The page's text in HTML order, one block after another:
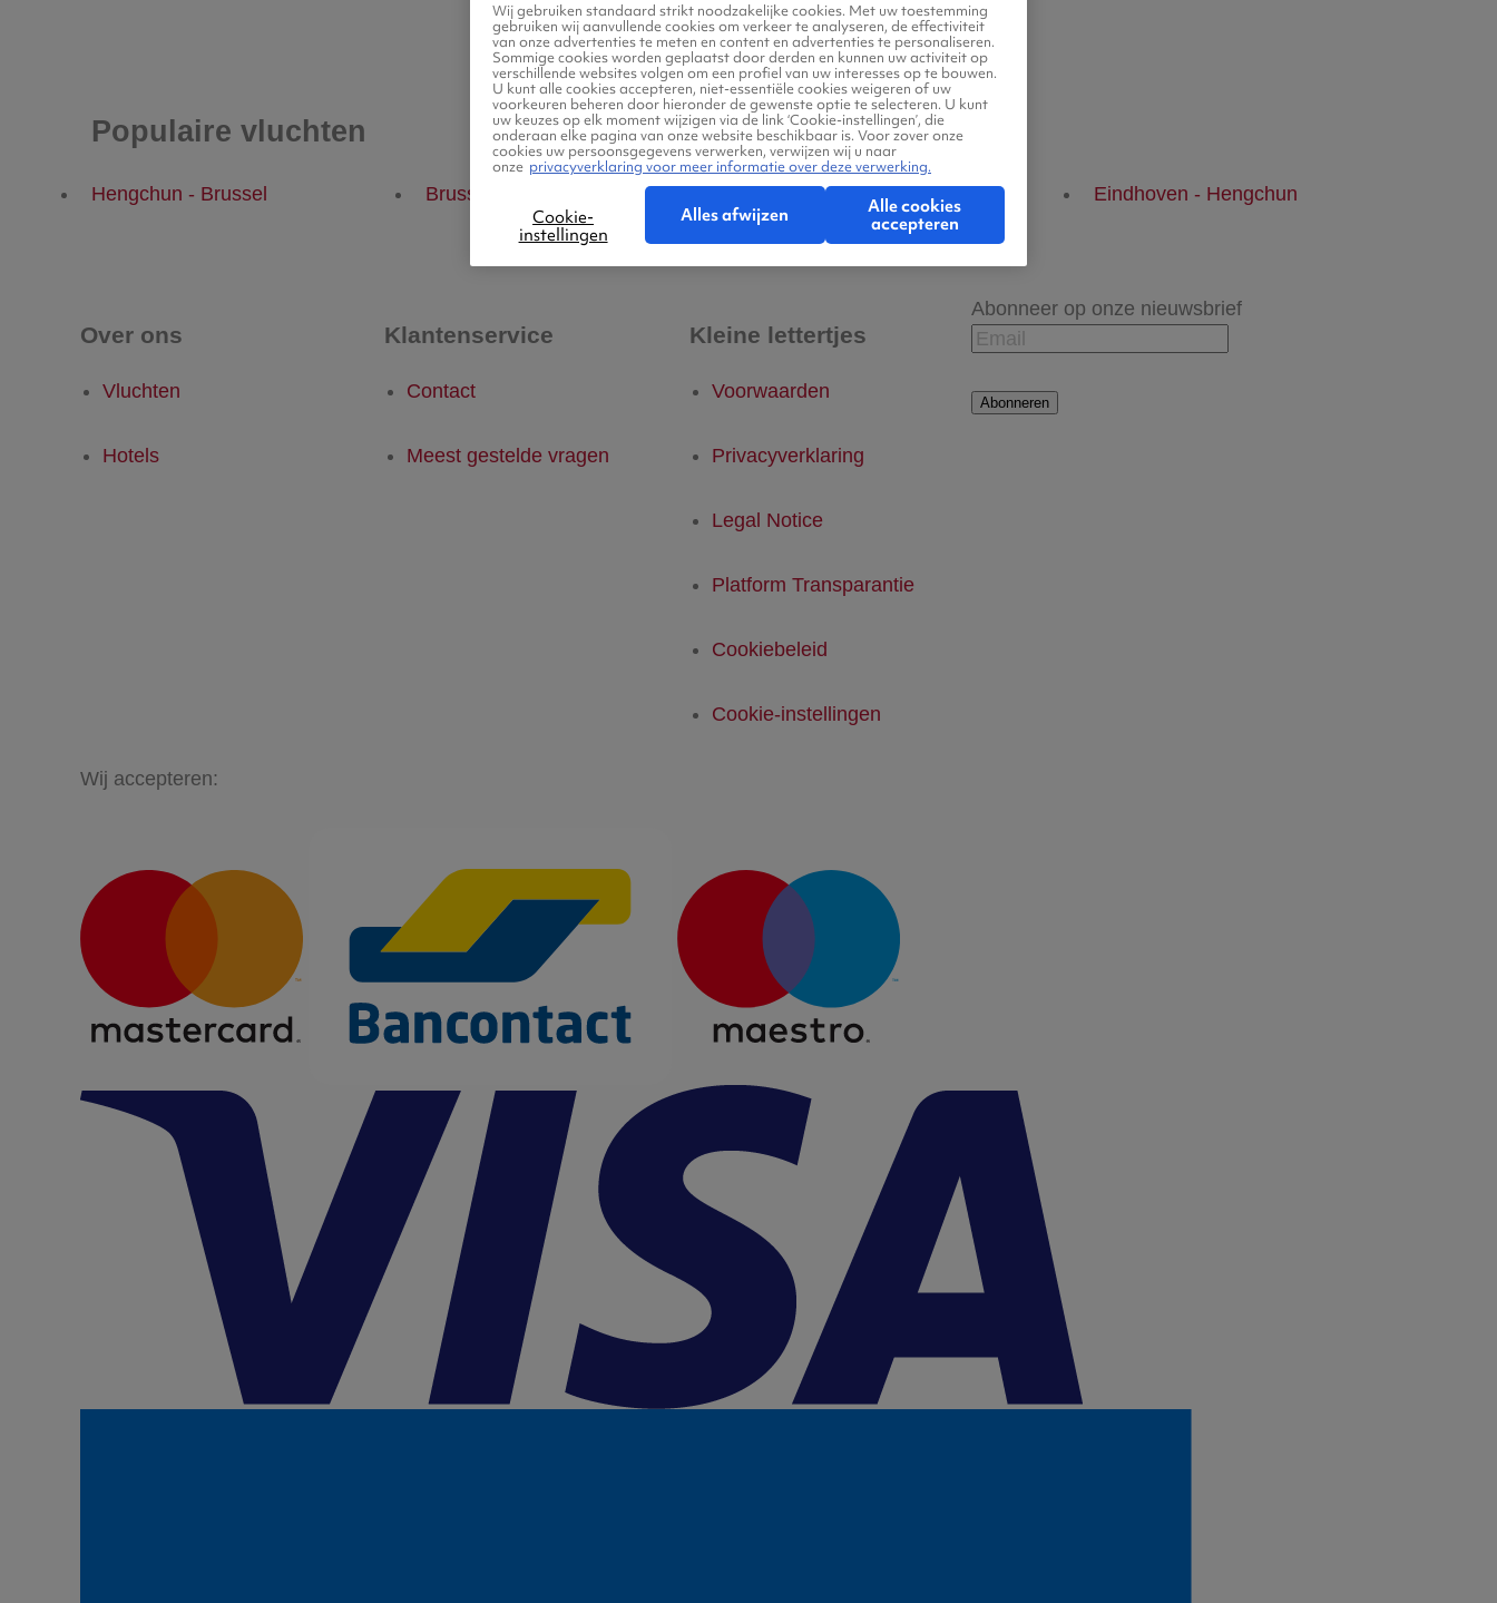
Populaire vluchten
Hengchun - Brussel Brussel - Hengchun Hengchun - Eindhoven Eindhoven - Hengchun
Over ons
Vluchten
Hotels
Klantenservice
Contact
Meest gestelde vragen
Kleine lettertjes
Voorwaarden
Privacyverklaring
Legal Notice
Platform Transparantie
Cookiebeleid
Cookie-instellingen
Abonneer op onze nieuwsbrief
Abonneren
Wij accepteren:
Wij gebruiken standaard strikt noodzakelijke cookies. Met uw toestemming
gebruiken wij aanvullende cookies om verkeer te analyseren, de effectiviteit
van onze advertenties te meten en content en advertenties te personaliseren.
Sommige cookies worden geplaatst door derden en kunnen uw activiteit op
verschillende websites volgen om een profiel van uw interesses op te bouwen.
U kunt alle cookies accepteren, niet-essentiële cookies weigeren of uw
voorkeuren beheren door hieronder de gewenste optie te selecteren. U kunt
uw keuzes op elk moment wijzigen via de link ‘Cookie-instellingen’, die
onderaan elke pagina van onze website beschikbaar is. Voor zover onze
cookies uw persoonsgegevens verwerken, verwijzen wij u naar
onze privacyverklaring voor meer informatie over deze verwerking.
Cookie-
instellingen
Alles afwijzen
Alle cookies
accepteren